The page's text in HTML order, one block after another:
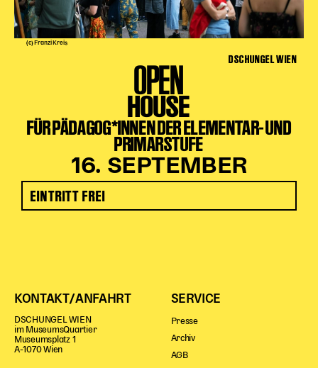
(c) Franzi Kreis
DSCHUNGEL WIEN
OPEN
HOUSE
FÜR PÄDAGOG*INNEN DER ELEMENTAR- UND
PRIMARSTUFE
16. SEPTEMBER
EINTRITT FREI
KONTAKT/ANFAHRT
DSCHUNGEL WIEN
im MuseumsQuartier
Museumsplatz 1
A-1070 Wien
SERVICE
Presse
Archiv
AGB